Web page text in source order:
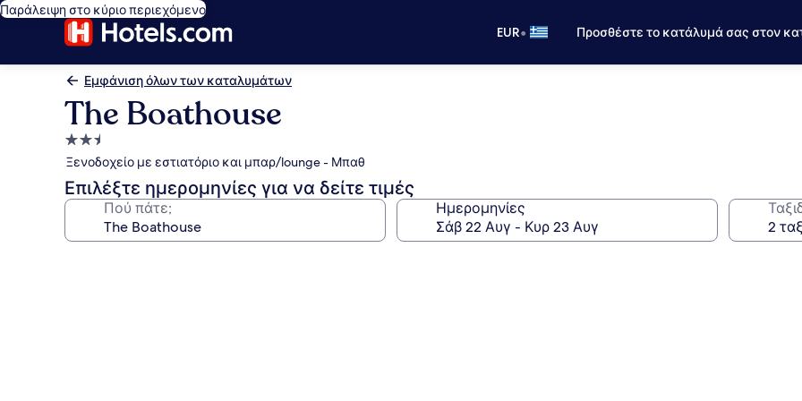
Παράλειψη στο κύριο περιεχόμενο
EUR• Προσθέστε το κατάλυμά σας στον
Εμφάνιση όλων των καταλυμάτων
The Boathouse
Κατάλυμα
με
2.5
αστέρια
Ξενοδοχείο με εστιατόριο και μπαρ/lounge - Μπαθ
Επιλέξτε ημερομηνίες για να δείτε τιμές
Πού πάτε; Ημερομηνίες